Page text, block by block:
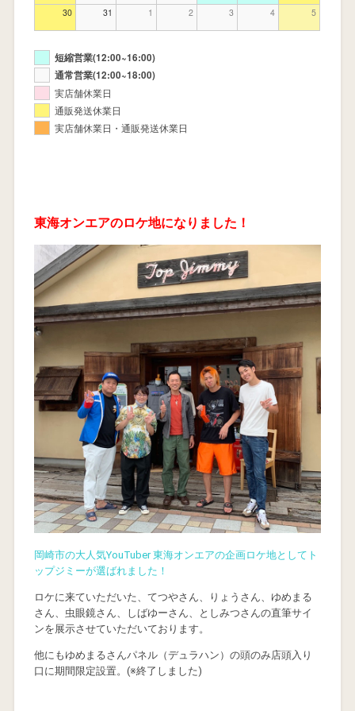
30 31 1 2 3 4 5
短縮営業(12:00~16:00)
通常営業(12:00~18:00)
実店舗休業日
通販発送休業日
実店舗休業日・通販発送休業日
東海オンエアのロケ地になりました！
岡崎市の大人気YouTuber 東海オンエアの企画ロケ地としてト
ップジミーが選ばれました！
ロケに来ていただいた、てつやさん、りょうさん、ゆめまる
さん、虫眼鏡さん、しばゆーさん、としみつさんの直筆サイ
ンを展示させていただいております。
他にもゆめまるさんパネル（デュラハン）の頭のみ店頭入り
口に期間限定設置。(※終了しました)